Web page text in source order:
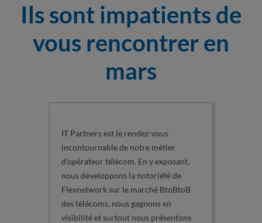
Ils sont impatients de
vous rencontrer en
mars
IT Partners est le rendez-vous
incontournable de notre métier
d’opérateur télécom. En y exposant,
nous développons la notoriété de
Flexnetwork sur le marché BtoBtoB
des télécoms, nous gagnons en
visibilité et surtout nous présentons